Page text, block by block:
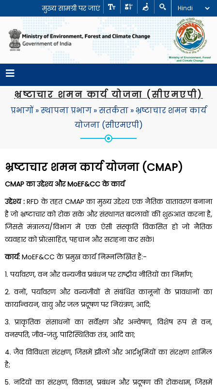
मुख्य सामग्री पर जाएं
भ्रष्टाचार शमन कार्य योजना (सीएमएपी)
प्रभागों»स्थापना प्रभाग»सतर्कता»भ्रष्टाचार शमन कार्य
योजना (सीएमएपी)
भ्रष्टाचार शमन कार्य योजना (CMAP)
CMAP का उद्देश्य और MoEF&CC के कार्य
उद्देश्य :RFD के तहत CMAP का मुख्य उद्देश्य एक नैतिक वातावरण बनाना
है जो भ्रष्टाचार को रोक सके और संस्थागत बदलावों की शुरुआत करना है,
जिससे मंत्रालय/विभाग में एक ऐसी संस्कृति विकसित हो जो नैतिक
व्यवहार को प्रोत्साहित, पहचान और सराहना कर सके।
कार्य: MoEF&CC के प्रमुख कार्य निम्नलिखित हैं:-
1. पर्यावरण, वन और वन्यजीव प्रबंधन पर राष्ट्रीय नीतियों का निर्माण;
2. वनों, पर्यावरण और वन्यजीवों से संबंधित कानूनों के प्रावधानों का
कार्यान्वयन, वायु और जल प्रदूषण पर नियंत्रण, आदि;
3. प्राकृतिक संसाधनों का सर्वेक्षण और अन्वेषण, विशेष रूप से वन,
वनस्पति, जीव-जंतु, पारिस्थितिक तंत्र, आदि का;
4. जैव विविधता संरक्षण, जिसमें झीलों और आर्द्रभूमियों का संरक्षण शामिल
है;
5. नदियों का संरक्षण, विकास, प्रबंधन और प्रदूषण की रोकथाम, जिसमें